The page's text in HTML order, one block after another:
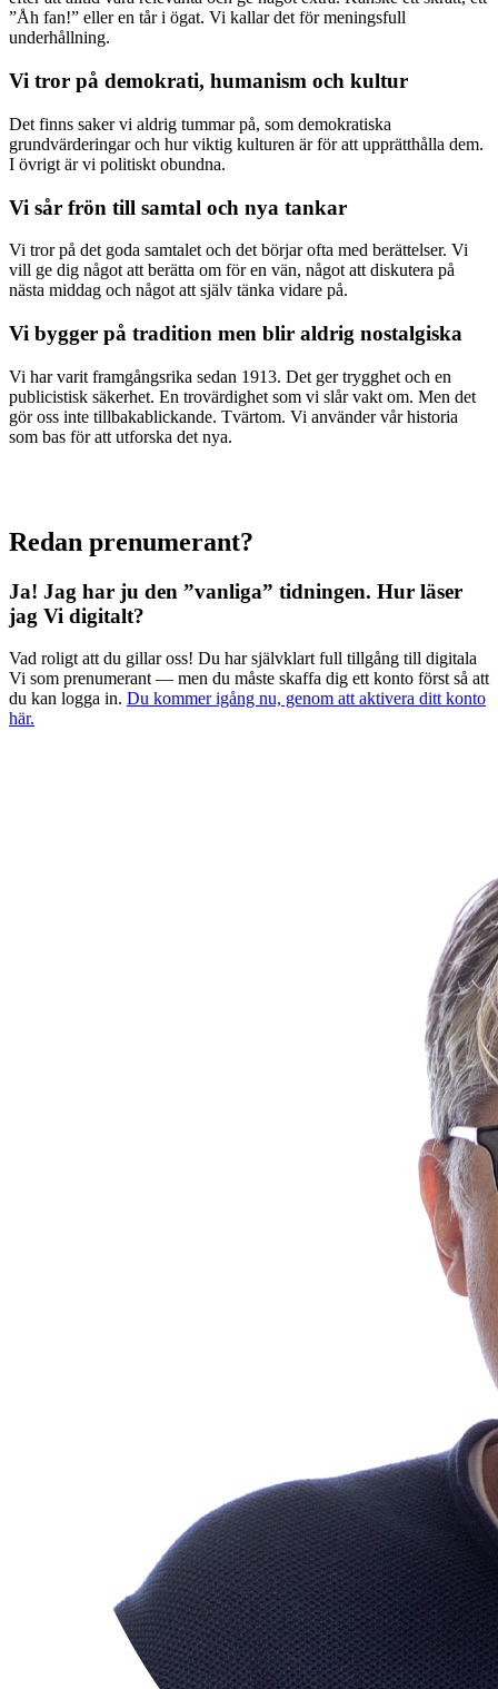
”Åh fan!” eller en tår i ögat. Vi kallar det för meningsfull
underhållning.
Vi tror på demokrati, humanism och kultur
Det finns saker vi aldrig tummar på, som demokratiska
grundvärderingar och hur viktig kulturen är för att upprätthålla dem.
I övrigt är vi politiskt obundna.
Vi sår frön till samtal och nya tankar
Vi tror på det goda samtalet och det börjar ofta med berättelser. Vi
vill ge dig något att berätta om för en vän, något att diskutera på
nästa middag och något att själv tänka vidare på.
Vi bygger på tradition men blir aldrig nostalgiska
Vi har varit framgångsrika sedan 1913. Det ger trygghet och en
publicistisk säkerhet. En trovärdighet som vi slår vakt om. Men det
gör oss inte tillbakablickande. Tvärtom. Vi använder vår historia
som bas för att utforska det nya.
Redan prenumerant?
Ja! Jag har ju den ”vanliga” tidningen. Hur läser
jag Vi digitalt?
Vad roligt att du gillar oss! Du har självklart full tillgång till digitala
Vi som prenumerant — men du måste skaffa dig ett konto först så att
du kan logga in. Du kommer igång nu, genom att aktivera ditt konto
här.